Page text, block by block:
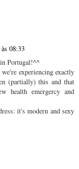
08:33
Portugal!^^
experiencing exactly
(partially) this and that
health emergercy and
it's modern and sexy